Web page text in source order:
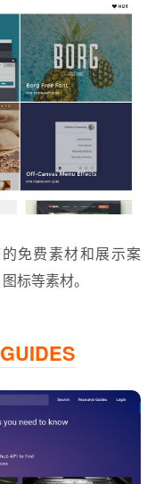
免费素材和展示案
标等素材。